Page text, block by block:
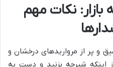
نکات مهم
و پر از مرواریدهای درخشان و
اینکه شیرجه بزنید و دست به